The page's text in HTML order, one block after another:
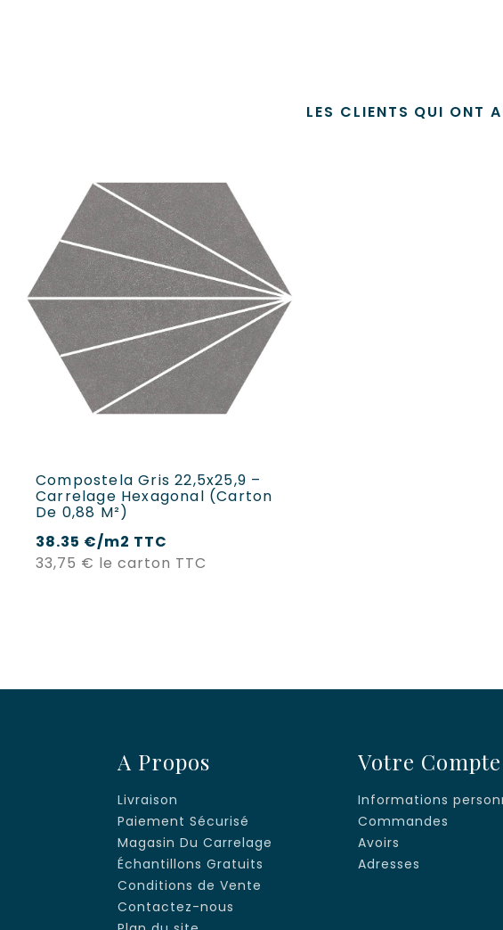
LES CLIENTS QUI ONT
Compostela Gris 22,5x25,9 –
Carrelage Hexagonal (carton
De 0,88 M²)
38.35 €/m2 TTC
33,75 € le carton TTC
A Propos
Livraison
Paiement Sécurisé
Magasin Du Carrelage
Échantillons Gratuits
Conditions de Vente
Contactez-nous
Votre Compte
Informations
Commandes
Avoirs
Adresses